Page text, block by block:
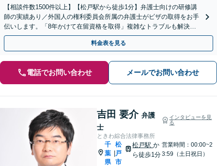
【相談件数1500件以上】【松戸駅から徒歩1分】弁護士向けの研修講
師の実績あり／外国人の権利委員会所属の弁護士がビザの取得をお手
伝いします。「8年かけて在留資格を取得」複雑なトラブルも解決。
日本語が苦手な外国人のサポートに定評ありです。
料金表を見る
電話でお問い合わせ メールでお問い合わせ
吉田 要介 弁護
士
インタビューを見
る
ときわ綜合法律事務所
千
葉
県
松
戸
市
松戸駅か
ら徒歩1分
営業時間：00:00~2
3:59（土日祝日）